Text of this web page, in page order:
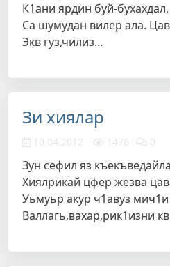
К1ани ярдин буй-бухахдал,
Са шумудан вилер ала.
Экв гуз,чилиз…
Зи хиялар
10.04.2012 1476 0
Зун сефил яз
Хиялрикай цфер жезва
Уьмуьр акур ч1авуз
Валлагь,вахар,рик1изни